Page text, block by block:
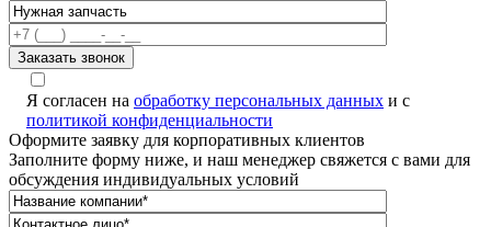
Я согласен на обработку персональных данных и с
политикой конфиденциальности
Оформите заявку для корпоративных клиентов
Заполните форму ниже, и наш менеджер свяжется с вами для
обсуждения индивидуальных условий